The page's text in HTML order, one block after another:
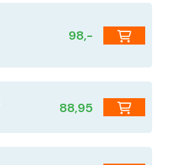
98,-
88,95